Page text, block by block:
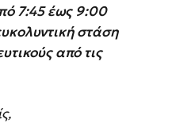
7:45 έως 9:00
στάση
από τις